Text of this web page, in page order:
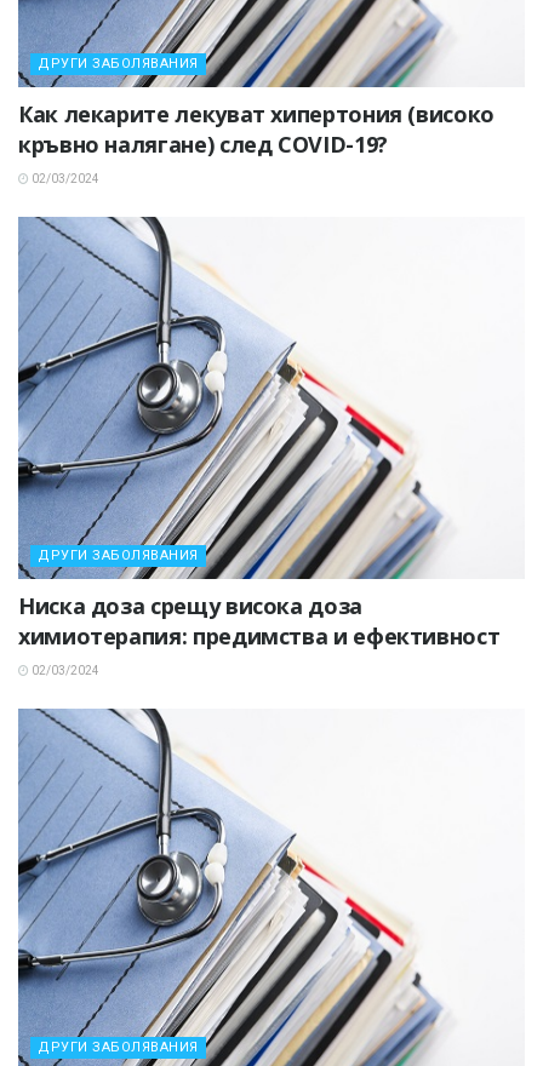
ДРУГИ ЗАБОЛЯВАНИЯ
Как лекарите лекуват хипертония (високо
кръвно налягане) след COVID-19?
02/03/2024
ДРУГИ ЗАБОЛЯВАНИЯ
Ниска доза срещу висока доза
химиотерапия: предимства и ефективност
02/03/2024
ДРУГИ ЗАБОЛЯВАНИЯ